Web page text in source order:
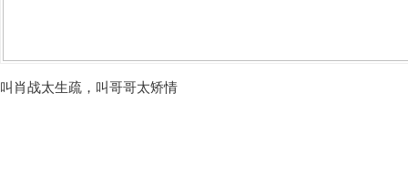
叫肖战太生疏，叫哥哥太矫情